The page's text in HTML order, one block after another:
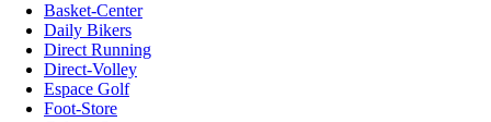
Basket-Center
Daily Bikers
Direct Running
Direct-Volley
Espace Golf
Foot-Store